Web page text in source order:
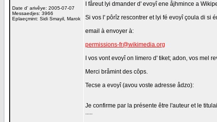
Date d' arivêye: 2005-07-07
Messaedjes: 3966
Eplaeçmint: Sidi Smayil, Marok
I fåreut lyi dmander d' evoyî ene åjhmince a
Si vos l' pôrîz rescontrer et lyi fé evoyî çoula di si
email à envoyer à:
permissions-fr@wikimedia.org
I vos vont evoyî on limero d' tiket; adon, vos mel
Merci bråmint des côps.
Tecse a evoyî (avou voste adresse ådzo):
Je confirme par la présente être l'auteur et le
.....